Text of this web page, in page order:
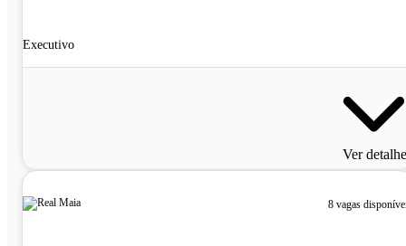
Executivo
Ver
8 vagas